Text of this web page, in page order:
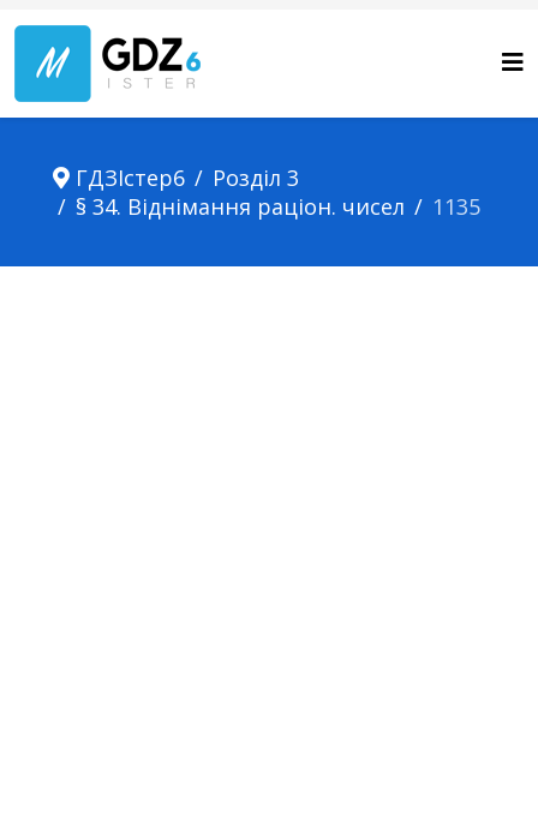
ГДЗІстер6
Розділ 3
§ 34. Віднімання раціон. чисел
1135